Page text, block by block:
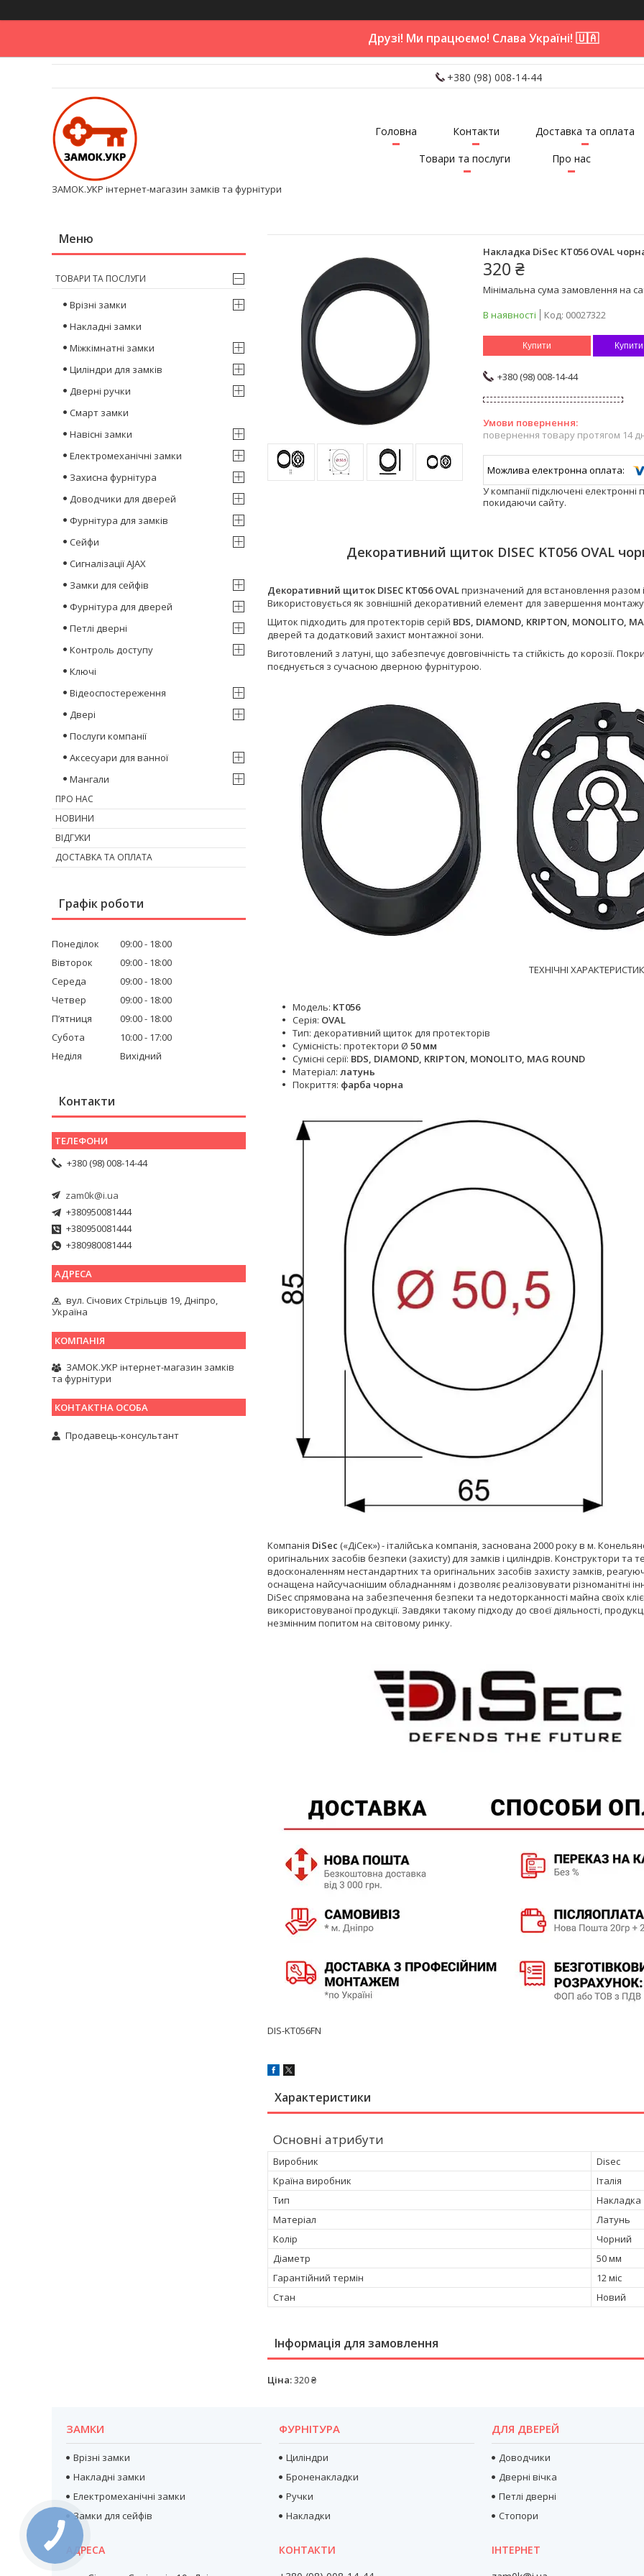
Друзі! Ми працюємо! Слава Україні! 🇺🇦
+380 (98) 008-14-44
ЗАМОК.УКР інтернет-магазин замків та фурнітури
Головна Контакти
Доставка та оплата
Товари та послуги
Про нас
Накладка DiSec KT056 OVAL
320 ₴
Мінімальна сума замовлення на
В наявності
Код: 00027322
Купити
+380 (98) 008-14-44
повернення товару протягом 14
У компанії підключені
покидаючи сайту.
Декоративний щиток DISEC KT056 OVAL
Декоративний щиток DISEC KT056 OVALпризначений для встановлення разом
Використовується як зовнішній декоративний елемент для завершення
Щиток підходить для протекторів серій BDS, DIAMOND, KRIPTON, MONOLITO,
дверей та додатковий захист монтажної зони.
Виготовлений з латуні, що забезпечує довговічність та стійкість до корозії.
поєднується з сучасною дверною фурнітурою.
ТЕХНІЧНІ
Модель: KT056
Серія: OVAL
Тип: декоративний щиток для протекторів
Сумісність: протектори Ø 50 мм
Сумісні серії: BDS, DIAMOND, KRIPTON, MONOLITO, MAG ROUND
Матеріал: латунь
Покриття: фарба чорна
Компанія DiSec («ДіСек») - італійська компанія, заснована 2000 року в м.
оригінальних засобів безпеки (захисту) для замків і циліндрів. Конструктори
вдосконаленням нестандартних та оригінальних засобів захисту замків,
оснащена найсучаснішим обладнанням і дозволяє реалізовувати різноманітні
DiSec спрямована на забезпечення безпеки та недоторканності майна своїх
використовуваної продукції. Завдяки такому підходу до своєї діяльності,
незмінним попитом на світовому ринку.
DIS-KT056FN
Характеристики
Основні атрибути
Виробник
Disec
Країна виробник
Італія
Тип
Накладка
Матеріал
Латунь
Колір
Чорний
Діаметр
50 мм
Гарантійний термін
12 міс
Стан
Новий
Інформація для замовлення
Ціна:320 ₴
ТОВАРИ ТА ПОСЛУГИ
Врізні замки
Накладні замки
Міжкімнатні замки
Циліндри для замків
Дверні ручки
Смарт замки
Навісні замки
Електромеханічні замки
Захисна фурнітура
Доводчики для дверей
Фурнітура для замків
Сейфи
Сигналізації AJAX
Замки для сейфів
Фурнітура для дверей
Петлі дверні
Контроль доступу
Ключі
Відеоспостереження
Двері
Послуги компанії
Аксесуари для ванної
Мангали
ПРО НАС
НОВИНИ
ВІДГУКИ
ДОСТАВКА ТА ОПЛАТА
Графік роботи
Понеділок 09:00
18:00
Вівторок
09:00
18:00
Середа
09:00
18:00
Четвер
09:00
18:00
Пʼятниця
09:00
18:00
Субота
10:00
17:00
Неділя
Вихідний
Контакти
+380 (98) 008-14-44
zam0k@i.ua
+380950081444
+380950081444
+380980081444
вул. Січових Стрільців 19, Дніпро,
Україна
ЗАМОК.УКР інтернет-магазин замків
та фурнітури
Продавець-консультант
ЗАМКИ
Врізні замки
Накладні замки
Електромеханічні замки
Замки для сейфів
ФУРНІТУРА
Циліндри
Броненакладки
Ручки
Накладки
ДЛЯ ДВЕРЕЙ
Доводчики
Дверні вічка
Петлі дверні
Стопори